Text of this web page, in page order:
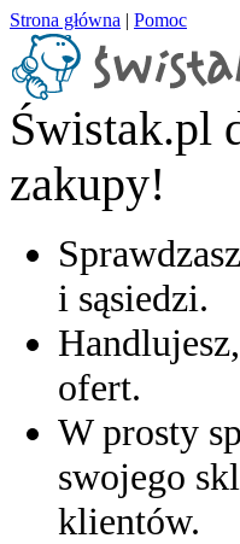
Strona główna | Pomoc
Świstak.pl
zakupy!
i sąsiedzi.
ofert.
W prosty
swojego
klientów.